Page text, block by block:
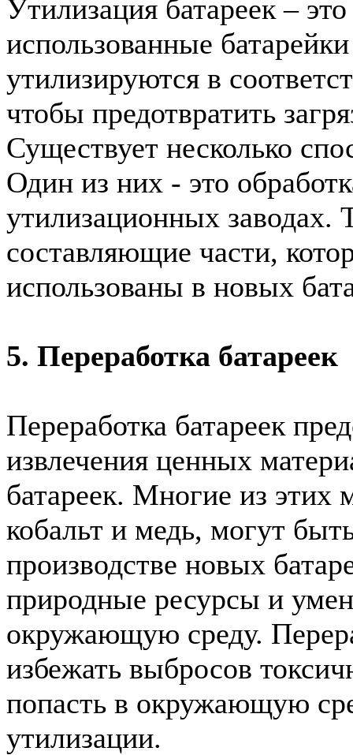
Утилизация батареек –
использованные
утилизируются в
чтобы предотвратить
Существует несколько
Один из них - это
утилизационных заводах.
составляющие части,
использованы в новых
5. Переработка батареек
Переработка батареек
извлечения ценных
батареек. Многие из этих
кобальт и медь, могут
производстве новых
природные ресурсы и
окружающую среду.
избежать выбросов
попасть в окружающую
утилизации.